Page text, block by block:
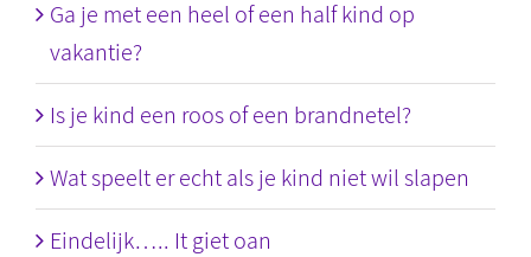
Ga je met een heel of een half kind op
vakantie?
Is je kind een roos of een brandnetel?
Wat speelt er echt als je kind niet wil slapen
Eindelijk….. It giet oan